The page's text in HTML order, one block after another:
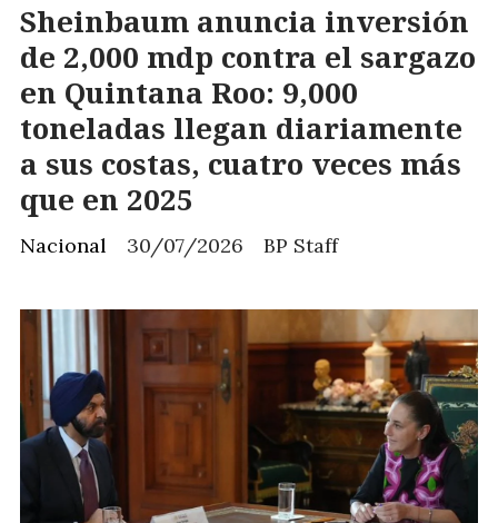
Sheinbaum anuncia inversión
de 2,000 mdp contra el sargazo
en Quintana Roo: 9,000
toneladas llegan diariamente
a sus costas, cuatro veces más
que en 2025
BP Staff
Nacional 30/07/2026